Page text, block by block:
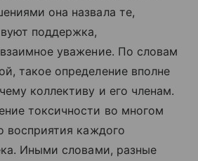
она назвала те,
поддержка,
уважение. По словам
такое определение вполне
коллективу и его членам.
токсичности во многом
восприятия каждого
Иными словами, разные